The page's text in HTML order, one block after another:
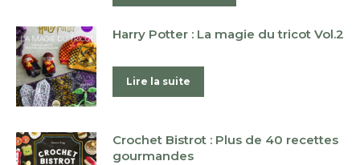
Harry Potter : La magie du tricot Vol.2
Lire la suite
Crochet Bistrot : Plus de 40 recettes
gourmandes